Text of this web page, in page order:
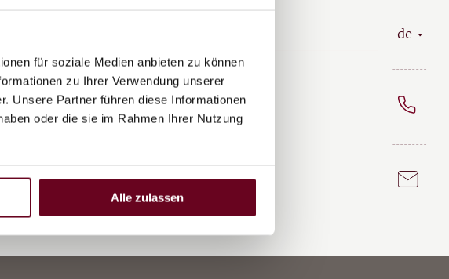
für soziale Medien anbieten zu können
zu Ihrer Verwendung unserer
Unsere Partner führen diese Informationen
oder die sie im Rahmen Ihrer Nutzung
Alle zulassen
de
4500
Hoch durch: Es wird
die erfreulichste